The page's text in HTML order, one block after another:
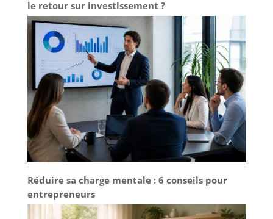
le retour sur investissement ?
Réduire sa charge mentale : 6 conseils pour
entrepreneurs